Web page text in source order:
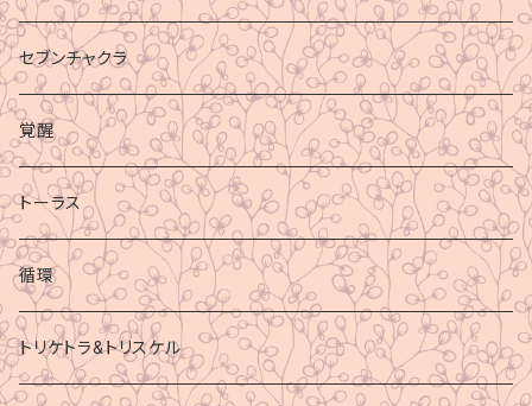
セブンチャクラ
覚醒
トーラス
循環
トリケトラ&トリスケル